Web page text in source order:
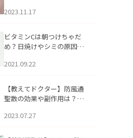
アについて
2023.11.17
ビタミンCは朝つけちゃだ
め？日焼けやシミの原因に
2021.09.22
【教えてドクター】防風通
聖散の効果や副作用は？長
2023.07.27